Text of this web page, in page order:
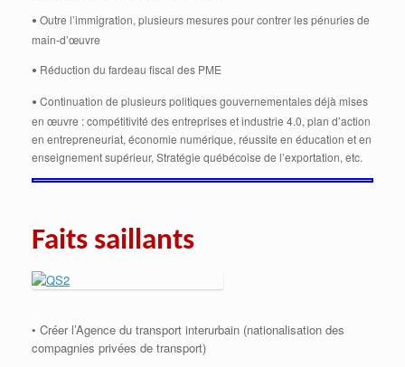
• Outre l’immigration, plusieurs mesures pour contrer les pénuries de
main-d’œuvre
• Réduction du fardeau fiscal des PME
• Continuation de plusieurs politiques gouvernementales déjà mises
en œuvre : compétitivité des entreprises et industrie 4.0, plan d’action
en entrepreneuriat, économie numérique, réussite en éducation et en
enseignement supérieur, Stratégie québécoise de l’exportation, etc.
Faits saillants
• Créer l’Agence du transport interurbain (nationalisation des
compagnies privées de transport)